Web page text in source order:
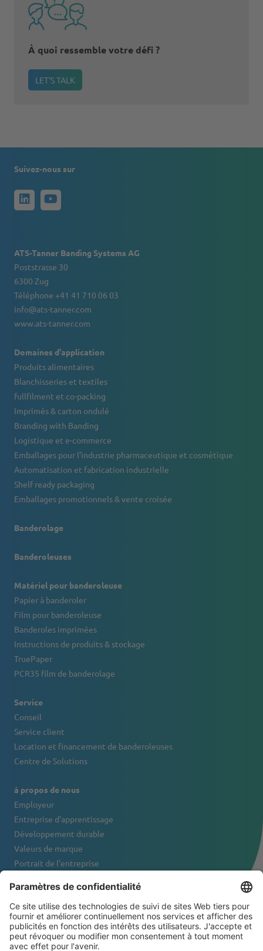
À quoi ressemble votre défi ?
LET'S TALK
Suivez-nous sur
ATS-Tanner Banding Systems AG
Poststrasse 30
6300 Zug
Téléphone +41 41 710 06 03
info@ats-tanner.com
www.ats-tanner.com
Domaines d'application
Produits alimentaires
Blanchisseries et textiles
fullfilment et co-packing
Imprimés & carton ondulé
Branding with Banding
Logistique et e-commerce
Emballages pour l’industrie pharmaceutique et cosmétique
Automatisation et fabrication industrielle
Shelf ready packaging
Emballages promotionnels & vente croisée
Banderolage
Banderoleuses
Matériel pour banderoleuse
Papier à banderoler
Film pour banderoleuse
Banderoles imprimées
Instructions de produits & stockage
TruePaper
PCR35 film de banderolage
Service
Conseil
Service client
Location et financement de banderoleuses
Centre de Solutions
à propos de nous
Employeur
Entreprise d'apprentissage
Développement durable
Valeurs de marque
Portrait de l'entreprise
Contact
NEWSLETTER